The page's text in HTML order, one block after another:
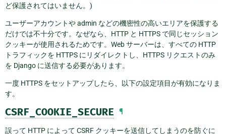
ど保護されてはいません。)
ユーザーアカウントや admin などの機密性の高いエリアを保護する
だけでは不十分です。なぜなら、HTTP と HTTPS で同じセッション
クッキーが使用されるためです。Web サーバーは、すべての HTTP
トラフィックを HTTPS にリダイレクトし、HTTPS リクエストのみ
を Django に送信する必要があります。
一度 HTTPS をセットアップしたら、以下の設定項目が有効になりま
す。
CSRF_COOKIE_SECURE ¶
誤って HTTP によって CSRF クッキーを送信してしまうのを防ぐに